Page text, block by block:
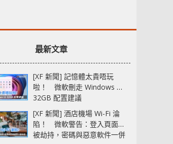
最新文章
[XF 新聞] 記憶體太貴唔玩
啦！ 微軟刪走 Windows 11
32GB 配置建議
[XF 新聞] 酒店機場 Wi-Fi 淪
陷！ 微軟警告：登入頁面可
被劫持，密碼與惡意軟件一併